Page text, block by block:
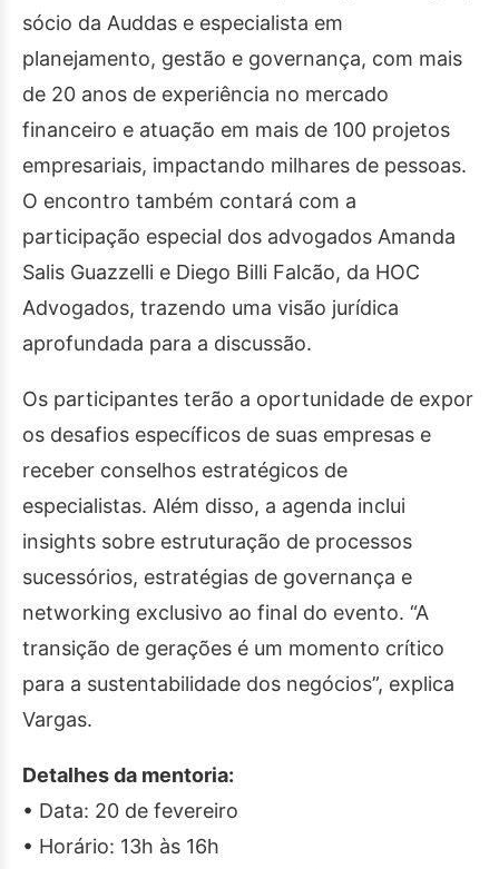
sócio da Auddas e especialista em
planejamento, gestão e governança, com mais
de 20 anos de experiência no mercado
financeiro e atuação em mais de 100 projetos
empresariais, impactando milhares de pessoas.
O encontro também contará com a
participação especial dos advogados Amanda
Salis Guazzelli e Diego Billi Falcão, da HOC
Advogados, trazendo uma visão jurídica
aprofundada para a discussão.
Os participantes terão a oportunidade de expor
os desafios específicos de suas empresas e
receber conselhos estratégicos de
especialistas. Além disso, a agenda inclui
insights sobre estruturação de processos
sucessórios, estratégias de governança e
networking exclusivo ao final do evento. “A
transição de gerações é um momento crítico
para a sustentabilidade dos negócios”, explica
Vargas.
Detalhes da mentoria:
• Data: 20 de fevereiro
• Horário: 13h às 16h